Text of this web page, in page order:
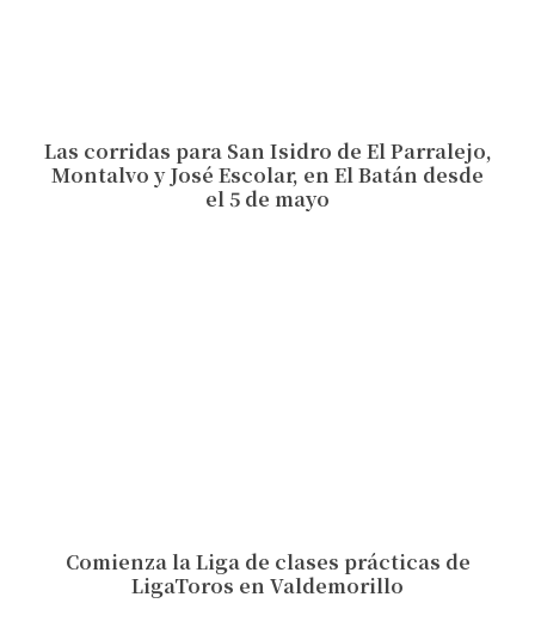
Las corridas para San Isidro de El Parralejo,
Montalvo y José Escolar, en El Batán desde
el 5 de mayo
Comienza la Liga de clases prácticas de
LigaToros en Valdemorillo